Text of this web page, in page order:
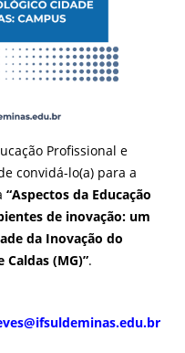
Profissional e
convidá-lo(a) para a
“Aspectos da Educação
de inovação: um
da Inovação do
Caldas (MG)”.
ifsuldeminas.edu.br